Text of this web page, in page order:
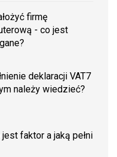
firmę
- co jest
deklaracji VAT7
należy wiedzieć?
jest faktor a jaką pełni